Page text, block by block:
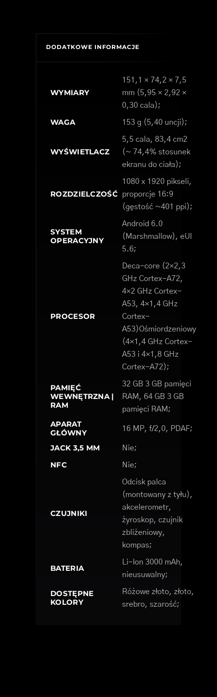
DODATKOWE INFORMACJE
WYMIARY
151,1 × 74,2 × 7,5
mm (5,95 × 2,92 ×
0,30 cala);
WAGA 153 g (5,40 uncji);
WYŚWIETLACZ
5,5 cala, 83,4 cm2
(~ 74,4% stosunek
ekranu do ciała);
ROZDZIELCZOŚĆ
1080 x 1920 pikseli,
proporcje 16:9
(gęstość ~401 ppi);
SYSTEM
OPERACYJNY
Android 6.0
(Marshmallow), eUI
5.6;
PROCESOR
Deca-core (2×2,3
GHz Cortex-A72,
4×2 GHz Cortex-
A53, 4×1,4 GHz
Cortex-
A53)Ośmiordzeniowy
(4×1,4 GHz Cortex-
A53 i 4×1,8 GHz
Cortex-A72);
PAMIĘĆ
WEWNĘTRZNA |
RAM
32 GB 3 GB pamięci
RAM, 64 GB 3 GB
pamięci RAM;
APARAT
GŁÓWNY
16 MP, f/2,0, PDAF;
JACK 3,5 MM Nie;
NFC Nie;
CZUJNIKI
Odcisk palca
(montowany z tyłu),
akcelerometr,
żyroskop, czujnik
zbliżeniowy,
kompas;
BATERIA
Li-Ion 3000 mAh,
nieusuwalny;
DOSTĘPNE
KOLORY
Różowe złoto, złoto,
srebro, szarość;